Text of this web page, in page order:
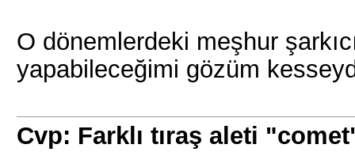
O dönemlerdeki meşhur
yapabileceğimi gözüm
Cvp: Farklı tıraş aleti